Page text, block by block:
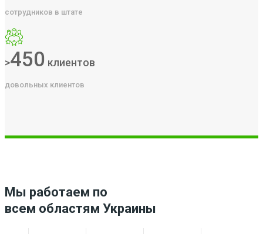
сотрудников в штате
>450 клиентов
довольных клиентов
Мы работаем по
всем областям Украины